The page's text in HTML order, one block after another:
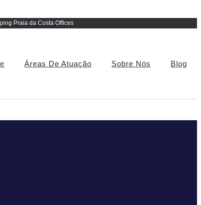
Praia da Costa Offices
Áreas De Atuação Sobre Nós Blog